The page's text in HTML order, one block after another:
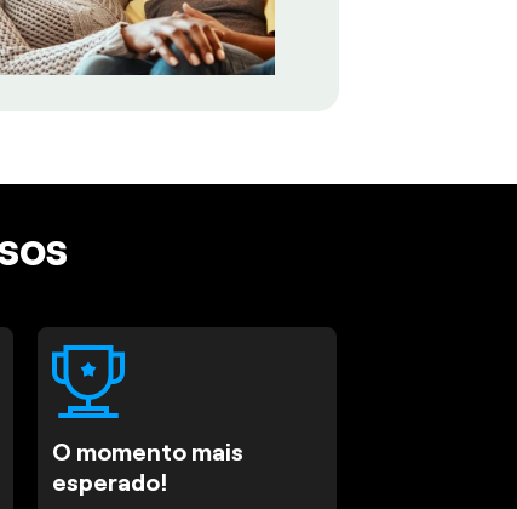
O momento mais
esperado!